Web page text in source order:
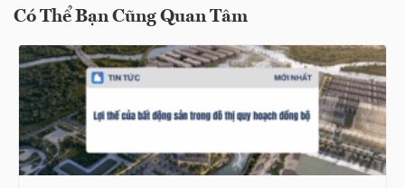
Có Thể Bạn Cũng Quan Tâm